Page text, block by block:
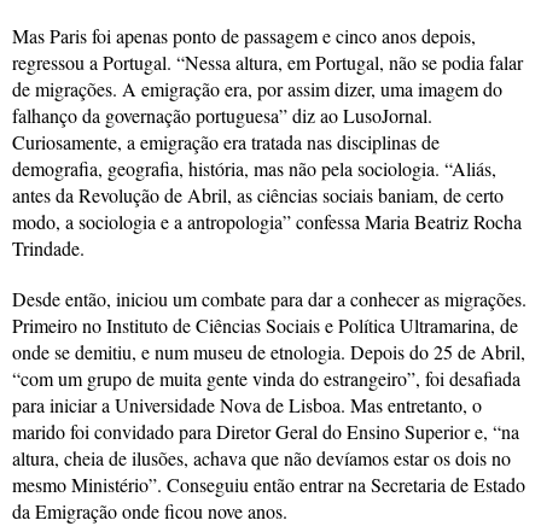
Mas Paris foi apenas ponto de passagem e cinco anos depois,
regressou a Portugal. “Nessa altura, em Portugal, não se podia falar
de migrações. A emigração era, por assim dizer, uma imagem do
falhanço da governação portuguesa” diz ao LusoJornal.
Curiosamente, a emigração era tratada nas disciplinas de
demografia, geografia, história, mas não pela sociologia. “Aliás,
antes da Revolução de Abril, as ciências sociais baniam, de certo
modo, a sociologia e a antropologia” confessa Maria Beatriz Rocha
Trindade.
Desde então, iniciou um combate para dar a conhecer as migrações.
Primeiro no Instituto de Ciências Sociais e Política Ultramarina, de
onde se demitiu, e num museu de etnologia. Depois do 25 de Abril,
“com um grupo de muita gente vinda do estrangeiro”, foi desafiada
para iniciar a Universidade Nova de Lisboa. Mas entretanto, o
marido foi convidado para Diretor Geral do Ensino Superior e, “na
altura, cheia de ilusões, achava que não devíamos estar os dois no
mesmo Ministério”. Conseguiu então entrar na Secretaria de Estado
da Emigração onde ficou nove anos.